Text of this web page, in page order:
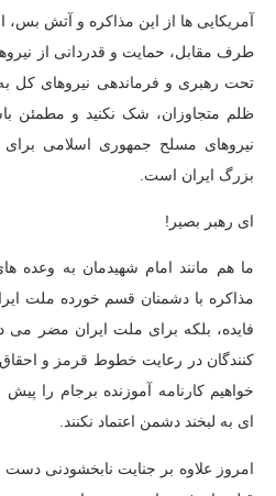
آمریکایی ها از این مذاکره و آتش بس،
طرف مقابل، حمایت و قدردانی از
تحت رهبری و فرماندهی نیروهای کل
ظلم متجاوزان، شک نکنید و مطمئن
نیروهای مسلح جمهوری اسلامی
بزرگ ایران است.
ای رهبر بصیر!
ما هم مانند امام شهیدمان به وعده
مذاکره با دشمنان قسم خورده ملت
فایده، بلکه برای ملت ایران مضر می
کنندگان در رعایت خطوط قرمز و
خواهیم کارنامه آموزنده برجام را
ای به لبخند دشمن اعتماد نکنند.
امروز علاوه بر جنایت نابخشودنی دست